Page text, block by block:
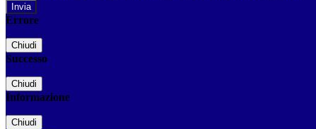
Errore
Chiudi
Successo
Chiudi
Informazione
Chiudi